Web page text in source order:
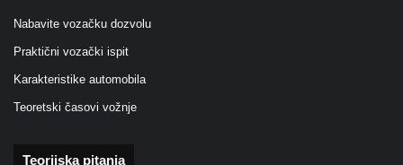
Nabavite vozačku dozvolu
Praktični vozački ispit
Karakteristike automobila
Teoretski časovi vožnje
Teorijska pitanja